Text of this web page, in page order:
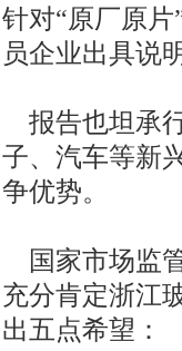
针对“原厂原
员企业出具说
报告也坦承
子、汽车等新
争优势。
国家市场监
充分肯定浙江
出五点希望：